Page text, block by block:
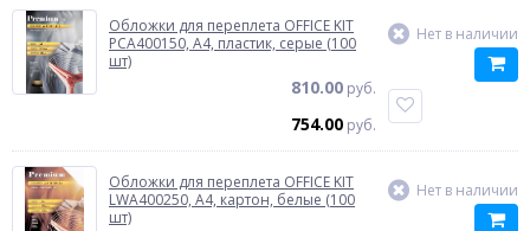
Обложки для переплета OFFICE KIT
PCA400150, A4, пластик, серые (100
шт)
810.00 руб.
754.00 руб.
Нет в наличии
Обложки для переплета OFFICE KIT
LWA400250, A4, картон, белые (100
шт)
Нет в наличии